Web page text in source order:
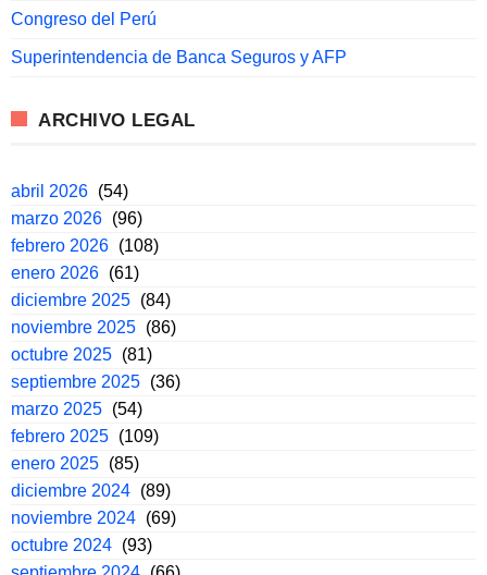
Congreso del Perú
Superintendencia de Banca Seguros y AFP
ARCHIVO LEGAL
abril 2026 (54)
marzo 2026 (96)
febrero 2026 (108)
enero 2026 (61)
diciembre 2025 (84)
noviembre 2025 (86)
octubre 2025 (81)
septiembre 2025 (36)
marzo 2025 (54)
febrero 2025 (109)
enero 2025 (85)
diciembre 2024 (89)
noviembre 2024 (69)
octubre 2024 (93)